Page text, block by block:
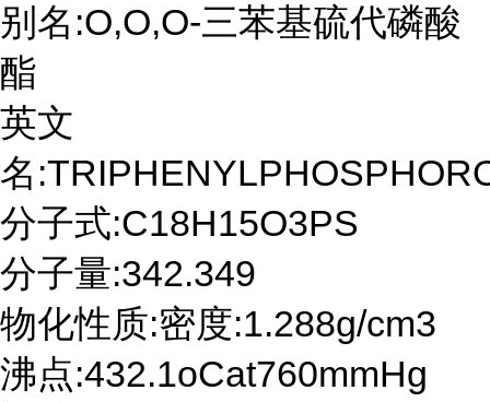
别名:O,O,O-三苯基硫代磷酸
酯
英文
名
分子式:C18H15O3PS
分子量:342.349
物化性质:密度:1.288g/cm3
沸点:432.1oCat760mmHg